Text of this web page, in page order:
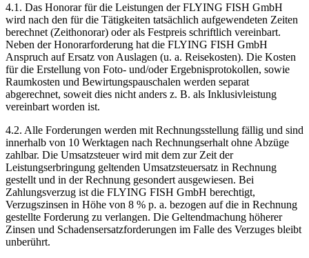
4.1. Das Honorar für die Leistungen der FLYING FISH GmbH
wird nach den für die Tätigkeiten tatsächlich aufgewendeten Zeiten
berechnet (Zeithonorar) oder als Festpreis schriftlich vereinbart.
Neben der Honorarforderung hat die FLYING FISH GmbH
Anspruch auf Ersatz von Auslagen (u. a. Reisekosten). Die Kosten
für die Erstellung von Foto- und/oder Ergebnisprotokollen, sowie
Raumkosten und Bewirtungspauschalen werden separat
abgerechnet, soweit dies nicht anders z. B. als Inklusivleistung
vereinbart worden ist.
4.2. Alle Forderungen werden mit Rechnungsstellung fällig und sind
innerhalb von 10 Werktagen nach Rechnungserhalt ohne Abzüge
zahlbar. Die Umsatzsteuer wird mit dem zur Zeit der
Leistungserbringung geltenden Umsatzsteuersatz in Rechnung
gestellt und in der Rechnung gesondert ausgewiesen. Bei
Zahlungsverzug ist die FLYING FISH GmbH berechtigt,
Verzugszinsen in Höhe von 8 % p. a. bezogen auf die in Rechnung
gestellte Forderung zu verlangen. Die Geltendmachung höherer
Zinsen und Schadensersatzforderungen im Falle des Verzuges bleibt
unberührt.